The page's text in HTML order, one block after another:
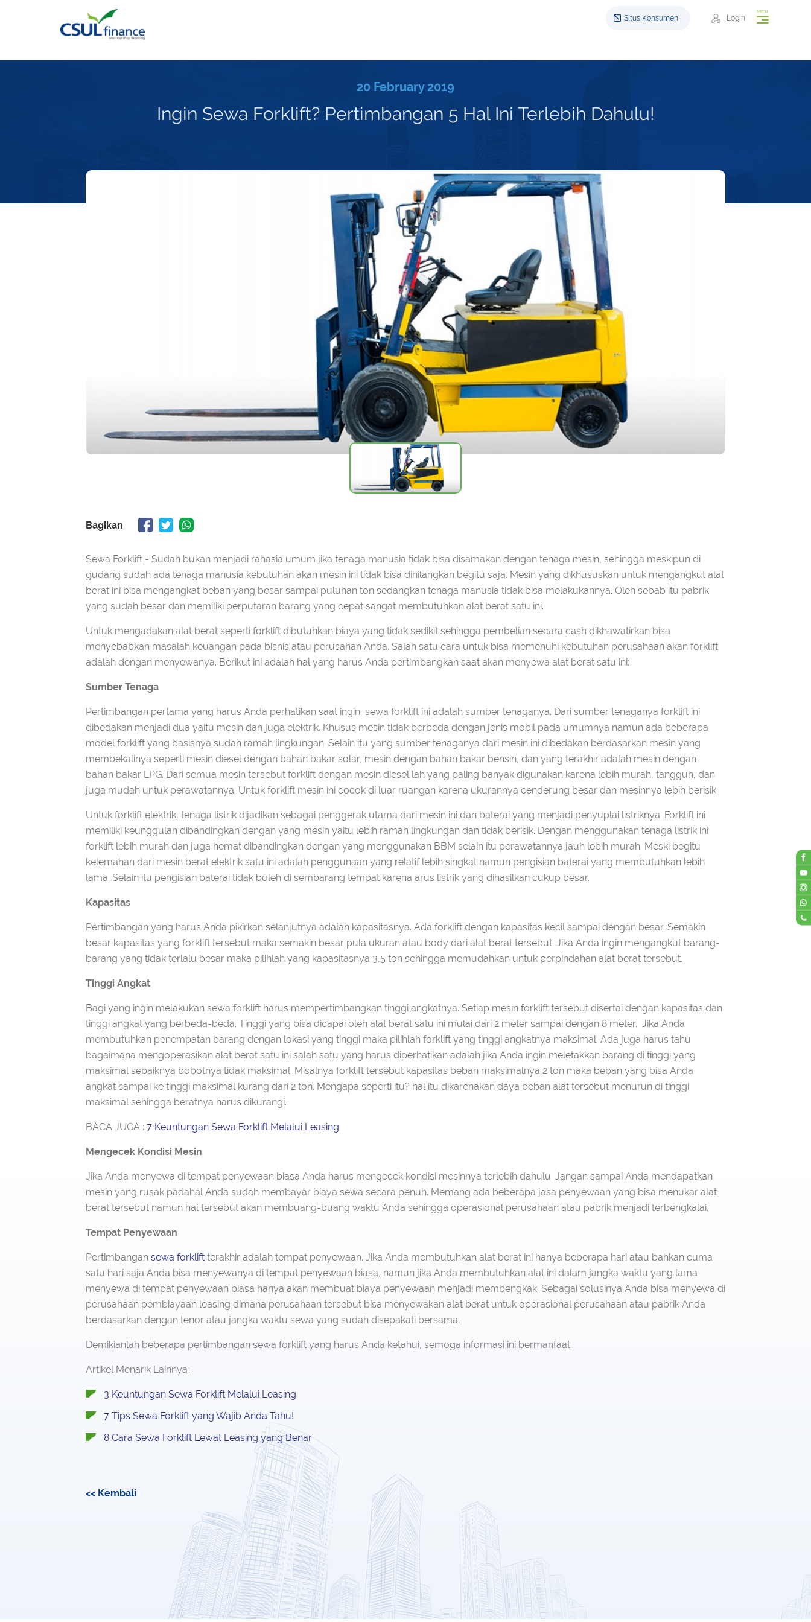
Situs Konsumen Login
Menu
20 February 2019
Ingin Sewa Forklift? Pertimbangan 5 Hal Ini Terlebih Dahulu!
Bagikan
Sewa Forklift - Sudah bukan menjadi rahasia umum jika tenaga manusia tidak bisa disamakan dengan tenaga mesin, sehingga meskipun di
gudang sudah ada tenaga manusia kebutuhan akan mesin ini tidak bisa dihilangkan begitu saja. Mesin yang dikhususkan untuk mengangkut alat
berat ini bisa mengangkat beban yang besar sampai puluhan ton sedangkan tenaga manusia tidak bisa melakukannya. Oleh sebab itu pabrik
yang sudah besar dan memiliki perputaran barang yang cepat sangat membutuhkan alat berat satu ini.
Untuk mengadakan alat berat seperti forklift dibutuhkan biaya yang tidak sedikit sehingga pembelian secara cash dikhawatirkan bisa
menyebabkan masalah keuangan pada bisnis atau perusahan Anda. Salah satu cara untuk bisa memenuhi kebutuhan perusahaan akan forklift
adalah dengan menyewanya. Berikut ini adalah hal yang harus Anda pertimbangkan saat akan menyewa alat berat satu ini:
Sumber Tenaga
Pertimbangan pertama yang harus Anda perhatikan saat ingin sewa forklift ini adalah sumber tenaganya. Dari sumber tenaganya forklift ini
dibedakan menjadi dua yaitu mesin dan juga elektrik. Khusus mesin tidak berbeda dengan jenis mobil pada umumnya namun ada beberapa
model forklift yang basisnya sudah ramah lingkungan. Selain itu yang sumber tenaganya dari mesin ini dibedakan berdasarkan mesin yang
membekalinya seperti mesin diesel dengan bahan bakar solar, mesin dengan bahan bakar bensin, dan yang terakhir adalah mesin dengan
bahan bakar LPG. Dari semua mesin tersebut forklift dengan mesin diesel lah yang paling banyak digunakan karena lebih murah, tangguh, dan
juga mudah untuk perawatannya. Untuk forklift mesin ini cocok di luar ruangan karena ukurannya cenderung besar dan mesinnya lebih berisik.
Untuk forklift elektrik, tenaga listrik dijadikan sebagai penggerak utama dari mesin ini dan baterai yang menjadi penyuplai listriknya. Forklift ini
memiliki keunggulan dibandingkan dengan yang mesin yaitu lebih ramah lingkungan dan tidak berisik. Dengan menggunakan tenaga listrik ini
forklift lebih murah dan juga hemat dibandingkan dengan yang menggunakan BBM selain itu perawatannya jauh lebih murah. Meski begitu
kelemahan dari mesin berat elektrik satu ini adalah penggunaan yang relatif lebih singkat namun pengisian baterai yang membutuhkan lebih
lama. Selain itu pengisian baterai tidak boleh di sembarang tempat karena arus listrik yang dihasilkan cukup besar.
Kapasitas
Pertimbangan yang harus Anda pikirkan selanjutnya adalah kapasitasnya. Ada forklift dengan kapasitas kecil sampai dengan besar. Semakin
besar kapasitas yang forklift tersebut maka semakin besar pula ukuran atau body dari alat berat tersebut. Jika Anda ingin mengangkut barang-
barang yang tidak terlalu besar maka pilihlah yang kapasitasnya 3,5 ton sehingga memudahkan untuk perpindahan alat berat tersebut.
Tinggi Angkat
Bagi yang ingin melakukan sewa forklift harus mempertimbangkan tinggi angkatnya. Setiap mesin forklift tersebut disertai dengan kapasitas dan
tinggi angkat yang berbeda-beda. Tinggi yang bisa dicapai oleh alat berat satu ini mulai dari 2 meter sampai dengan 8 meter. Jika Anda
membutuhkan penempatan barang dengan lokasi yang tinggi maka pilihlah forklift yang tinggi angkatnya maksimal. Ada juga harus tahu
bagaimana mengoperasikan alat berat satu ini salah satu yang harus diperhatikan adalah jika Anda ingin meletakkan barang di tinggi yang
maksimal sebaiknya bobotnya tidak maksimal. Misalnya forklift tersebut kapasitas beban maksimalnya 2 ton maka beban yang bisa Anda
angkat sampai ke tinggi maksimal kurang dari 2 ton. Mengapa seperti itu? hal itu dikarenakan daya beban alat tersebut menurun di tinggi
maksimal sehingga beratnya harus dikurangi.
BACA JUGA : 7 Keuntungan Sewa Forklift Melalui Leasing
Mengecek Kondisi Mesin
Jika Anda menyewa di tempat penyewaan biasa Anda harus mengecek kondisi mesinnya terlebih dahulu. Jangan sampai Anda mendapatkan
mesin yang rusak padahal Anda sudah membayar biaya sewa secara penuh. Memang ada beberapa jasa penyewaan yang bisa menukar alat
berat tersebut namun hal tersebut akan membuang-buang waktu Anda sehingga operasional perusahaan atau pabrik menjadi terbengkalai.
Tempat Penyewaan
Pertimbangan sewa forklift terakhir adalah tempat penyewaan. Jika Anda membutuhkan alat berat ini hanya beberapa hari atau bahkan cuma
satu hari saja Anda bisa menyewanya di tempat penyewaan biasa, namun jika Anda membutuhkan alat ini dalam jangka waktu yang lama
menyewa di tempat penyewaan biasa hanya akan membuat biaya penyewaan menjadi membengkak. Sebagai solusinya Anda bisa menyewa di
perusahaan pembiayaan leasing dimana perusahaan tersebut bisa menyewakan alat berat untuk operasional perusahaan atau pabrik Anda
berdasarkan dengan tenor atau jangka waktu sewa yang sudah disepakati bersama.
Demikianlah beberapa pertimbangan sewa forklift yang harus Anda ketahui, semoga informasi ini bermanfaat.
Artikel Menarik Lainnya :
3 Keuntungan Sewa Forklift Melalui Leasing
7 Tips Sewa Forklift yang Wajib Anda Tahu!
8 Cara Sewa Forklift Lewat Leasing yang Benar
<< Kembali